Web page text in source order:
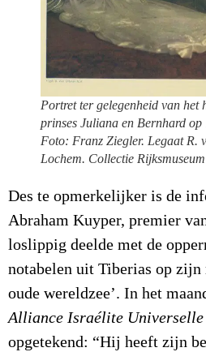
Portret ter gelegenheid van het
prinses Juliana en Bernhard
Foto: Franz Ziegler. Legaat R.
Lochem. Collectie
Des te opmerkelijker is de
Abraham Kuyper, premier
loslippig deelde met de
notabelen uit Tiberias op zijn
oude wereldzee’. In het
Alliance Israélite Universelle
opgetekend: “Hij heeft zijn